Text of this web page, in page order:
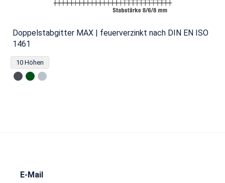
Doppelstabgitter MAX | feuerverzinkt nach DIN EN ISO
1461
10 Höhen
E-Mail